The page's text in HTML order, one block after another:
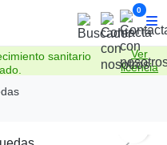
0
sanitario
Ver
licencia